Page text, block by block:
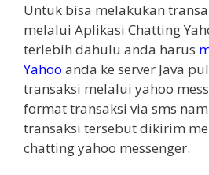
Untuk bisa melakukan
melalui Aplikasi Chatting
terlebih dahulu anda harus
Yahoo anda ke server Java
transaksi melalui yahoo
format transaksi via sms
transaksi tersebut dikirim
chatting yahoo messenger.